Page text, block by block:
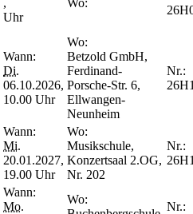
Uhr
Wann:
Di.
06.10.2026,
10.00 Uhr
Wo:
Betzold GmbH,
Ferdinand-
Porsche-Str. 6,
Ellwangen-
Neunheim
Nr.:
Wann:
Mi.
20.01.2027,
19.00 Uhr
Wo:
Musikschule,
Konzertsaal 2.OG,
Nr. 202
Nr.:
Wann:
Mo.
Wo:
Nr.: